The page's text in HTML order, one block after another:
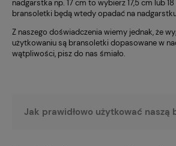
nadgarstka np. 17 cm to wybierz 17,5 cm lub
bransoletki będą wtedy opadać na
Z naszego doświadczenia wiemy jednak, że
użytkowaniu są bransoletki dopasowane w
wątpliwości, pisz do nas śmiało.
Jak prawidłowo użytkować naszą